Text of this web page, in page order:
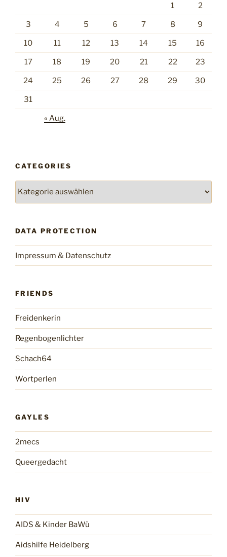
1 2
3 4 5 6 7 8 9
10 11 12 13 14 15 16
17 18 19 20 21 22 23
24 25 26 27 28 29 30
31
« Aug.
CATEGORIES
DATA PROTECTION
Impressum & Datenschutz
FRIENDS
Freidenkerin
Regenbogenlichter
Schach64
Wortperlen
GAYLES
2mecs
Queergedacht
HIV
AIDS & Kinder BaWü
Aidshilfe Heidelberg